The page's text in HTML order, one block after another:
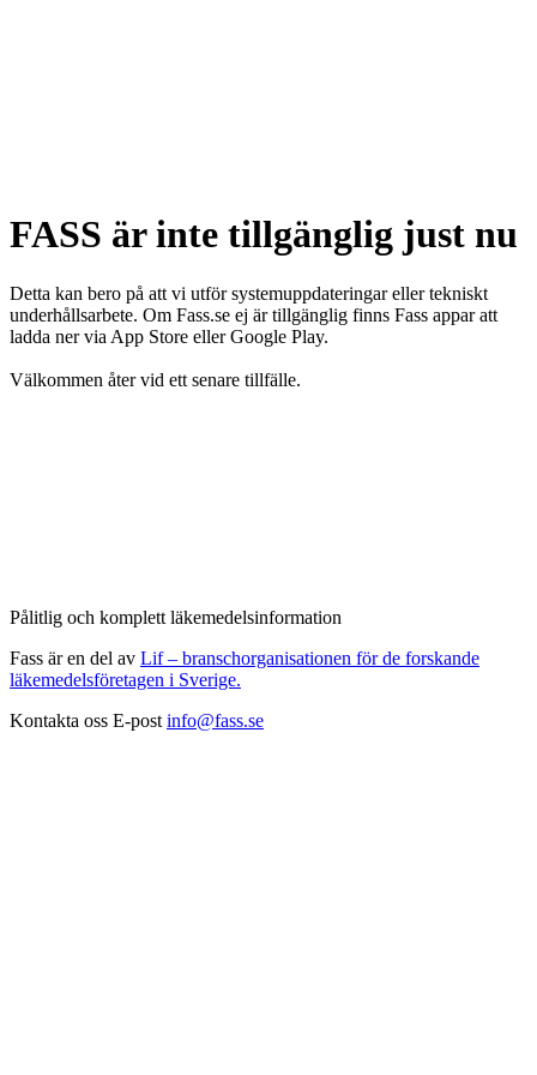
FASS är inte tillgänglig just nu
Detta kan bero på att vi utför systemuppdateringar eller tekniskt
underhållsarbete. Om Fass.se ej är tillgänglig finns Fass appar att
ladda ner via App Store eller Google Play.
Välkommen åter vid ett senare tillfälle.
Pålitlig och komplett läkemedelsinformation
Fass är en del av Lif – branschorganisationen för de forskande
läkemedelsföretagen i Sverige.
Kontakta oss E-post info@fass.se